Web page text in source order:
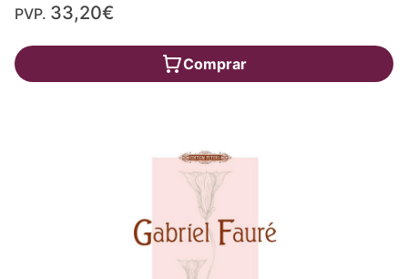
PVP. 33,20€
Comprar